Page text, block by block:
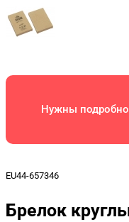
Нужны
EU44-657346
Брелок